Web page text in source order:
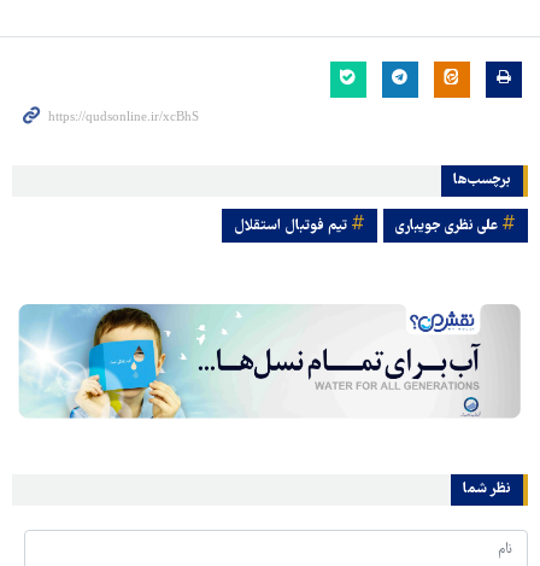
برچسب‌ها
علی نظری جویباری تیم فوتبال استقلال
نظر شما